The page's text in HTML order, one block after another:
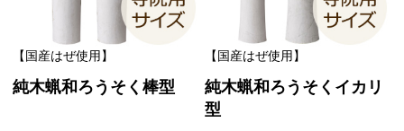
【国産はぜ使用】
純木蝋和ろうそく棒型
【国産はぜ使用】
純木蝋和ろうそくイカリ
型